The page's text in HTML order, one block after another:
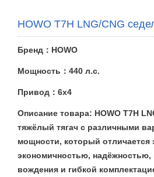
HOWO T7H LNG/CNG
Бренд：HOWO
Мощность：440 л.с.
Привод：6x4
Описание товара: HOWO T7H
тяжёлый тягач с различными
мощности, который отличается
экономичностью,
вождения и гибкой